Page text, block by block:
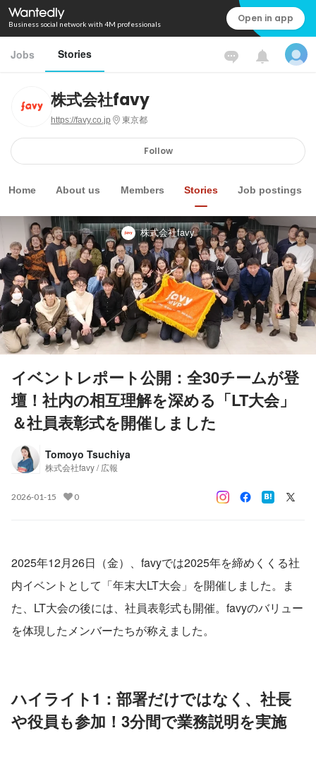
Business social network with 4M professionals Open in app
Jobs Stories
株式会社favy
https://favy.co.jp 東京都
Follow
Home About us Members Stories Job postings
株式会社favy
イベントレポート公開：全30チームが登
壇！社内の相互理解を深める「LT大会」
＆社員表彰式を開催しました
Tomoyo Tsuchiya
株式会社favy / 広報
2026-01-15 0
2025年12月26日（金）、favyでは2025年を締めくくる社
内イベントとして「年末大LT大会」を開催しました。ま
た、LT大会の後には、社員表彰式も開催。favyのバリュー
を体現したメンバーたちが称えました。
ハイライト1：部署だけではなく、社長
や役員も参加！3分間で業務説明を実施